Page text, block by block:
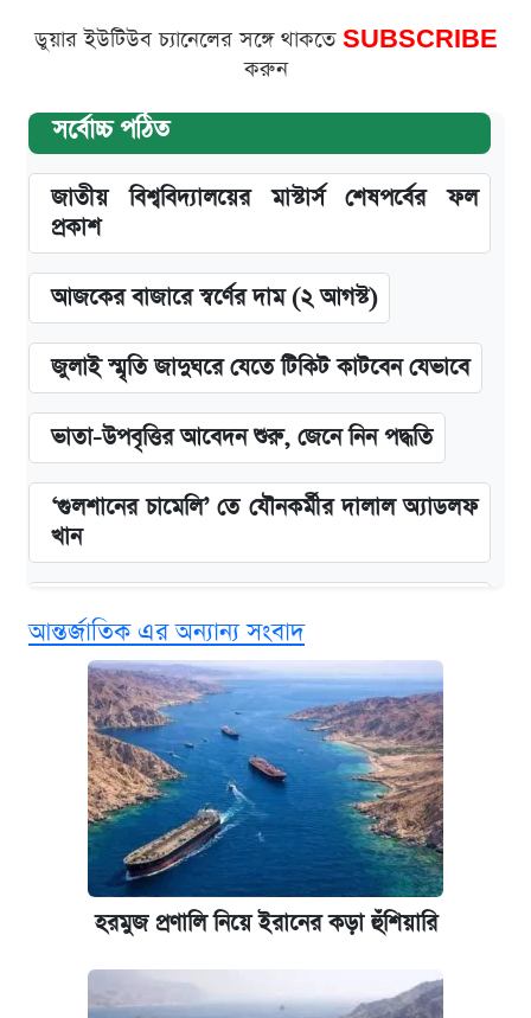
ডুয়ার ইউটিউব চ্যানেলের সঙ্গে থাকতে SUBSCRIBE
করুন
সর্বোচ্চ পঠিত
জাতীয় বিশ্ববিদ্যালয়ের মাস্টার্স শেষপর্বের ফল
প্রকাশ
আজকের বাজারে স্বর্ণের দাম (২ আগস্ট)
জুলাই স্মৃতি জাদুঘরে যেতে টিকিট কাটবেন যেভাবে
ভাতা-উপবৃত্তির আবেদন শুরু, জেনে নিন পদ্ধতি
‘গুলশানের চামেলি’ তে যৌনকর্মীর দালাল অ্যাডলফ
খান
দাম ও ফিচার
কবে শুরু হচ্ছে ঢাবির ভর্তি আবেদন, জানাল কর্তৃপক্ষ
নবম জাতীয় পে-স্কেল নিয়ে সর্বশেষ যা জানা গেল
আজকের বাজারে স্বর্ণ-রুপার দাম (৫ আগস্ট)
কবে হবে মেডিকেল ভর্তি পরীক্ষা, জানা গেল যা
আজকের বাজারে স্বর্ণের দাম (৪ আগস্ট)
আন্তর্জাতিক এর অন্যান্য সংবাদ
হরমুজ প্রণালি নিয়ে ইরানের কড়া হুঁশিয়ারি